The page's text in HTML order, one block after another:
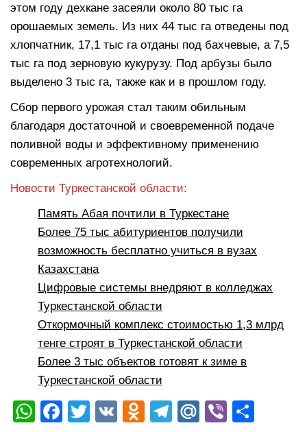
этом году дехкане засеяли около 80 тыс га
орошаемых земель. Из них 44 тыс га отведены под
хлопчатник, 17,1 тыс га отданы под бахчевые, а 7,5
тыс га под зерновую кукурузу. Под арбузы было
выделено 3 тыс га, также как и в прошлом году.
Сбор первого урожая стал таким обильным
благодаря достаточной и своевременной подаче
поливной воды и эффективному применению
современных агротехнологий.
Новости Туркестанской области:
Память Абая почтили в Туркестане
Более 75 тыс абитуриентов получили
возможность бесплатно учиться в вузах
Казахстана
Цифровые системы внедряют в колледжах
Туркестанской области
Откормочный комплекс стоимостью 1,3 млрд
тенге строят в Туркестанской области
Более 3 тыс объектов готовят к зиме в
Туркестанской области
W F
T
V
O
T
M Vi